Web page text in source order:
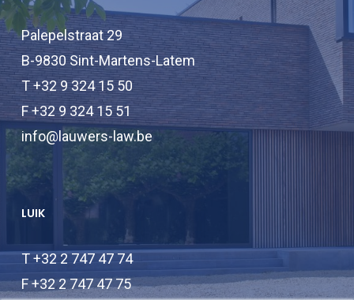
Palepelstraat 29
B-9830 Sint-Martens-Latem
T +32 9 324 15 50
F +32 9 324 15 51
info@lauwers-law.be
LUIK
T +32 2 747 47 74
F +32 2 747 47 75